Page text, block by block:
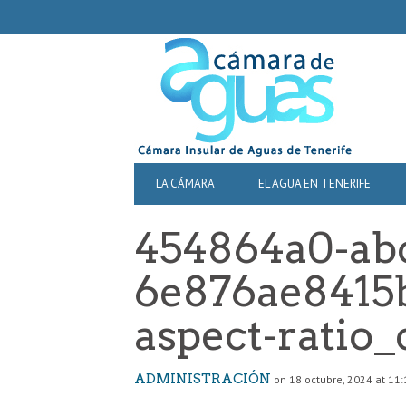
NAVIGATION
PRIMARY
NAVIGATION
LA CÁMARA EL AGUA EN TENERIFE
454864a0-
aspect-
ADMINISTRACIÓN on 18 octubre, 2024 at